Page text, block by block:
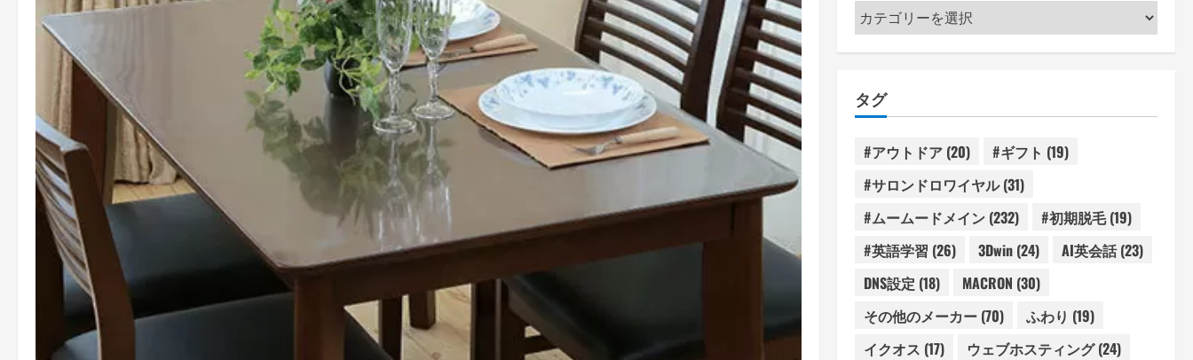
カ
テ
ー
タグ
#アウトドア(20) #ギフト (19)
#サロンドロワイヤル(31)
#ムームードメイン(232) #初期脱毛(19)
#英語学習 (26) 3Dwin(24) AI英会話(23)
DNS設定 (18) MACRON (30)
その他のメーカー(70) ふわり (19)
イクオス (17) ウェブホスティング(24)